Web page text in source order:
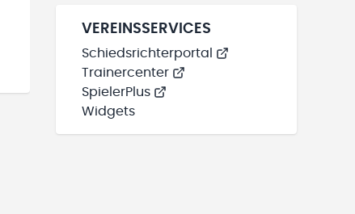
VEREINSSERVICES
Schiedsrichterportal
Trainercenter
SpielerPlus
Widgets